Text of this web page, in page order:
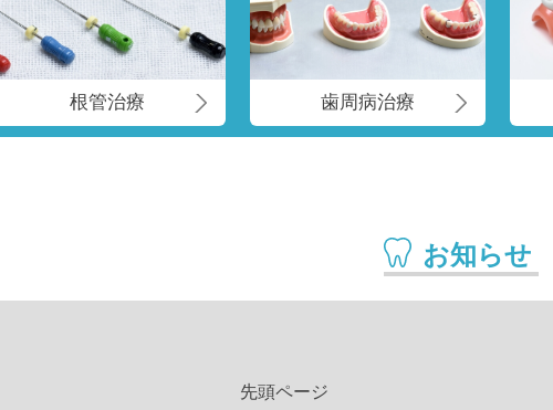
根管治療 歯周病治療
お知らせ
先頭ページ